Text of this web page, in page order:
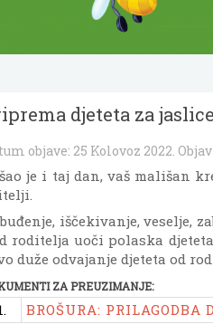
djeteta za
objave: 25 Kolovoz 2022.
je i taj dan, vaš mališan
iščekivanje, veselje,
roditelja uoči polaska
duže odvajanje djeteta od
ZA PREUZIMANJE:
BROŠURA: